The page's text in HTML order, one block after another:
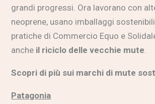
grandi progressi. Ora lavorano con
neoprene, usano imballaggi
pratiche di Commercio Equo e
anche il riciclo delle vecchie mute
Scopri di più sui marchi di mute
Patagonia